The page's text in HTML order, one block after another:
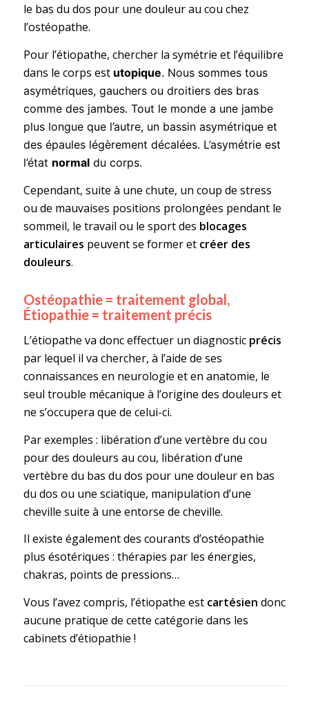
le bas du dos pour une douleur au cou chez
l’ostéopathe.
Pour l’étiopathe, chercher la symétrie et l’équilibre
dans le corps est utopique. Nous sommes tous
asymétriques, gauchers ou droitiers des bras
comme des jambes. Tout le monde a une jambe
plus longue que l’autre, un bassin asymétrique et
des épaules légèrement décalées. L’asymétrie est
l’état normaldu corps.
Cependant, suite à une chute, un coup de stress
ou de mauvaises positions prolongées pendant le
sommeil, le travail ou le sport des blocages
articulaires peuvent se former et créer des
douleurs.
Ostéopathie = traitement global,
Étiopathie = traitement précis
L’étiopathe va donc effectuer un diagnostic précis
par lequel il va chercher, à l’aide de ses
connaissances en neurologie et en anatomie, le
seul trouble mécanique à l’origine des douleurs et
ne s’occupera que de celui-ci.
Par exemples : libération d’une vertèbre du cou
pour des douleurs au cou, libération d’une
vertèbre du bas du dos pour une douleur en bas
du dos ou une sciatique, manipulation d’une
cheville suite à une entorse de cheville.
Il existe également des courants d’ostéopathie
plus ésotériques : thérapies par les énergies,
chakras, points de pressions…
Vous l’avez compris, l’étiopathe est cartésien donc
aucune pratique de cette catégorie dans les
cabinets d’étiopathie !